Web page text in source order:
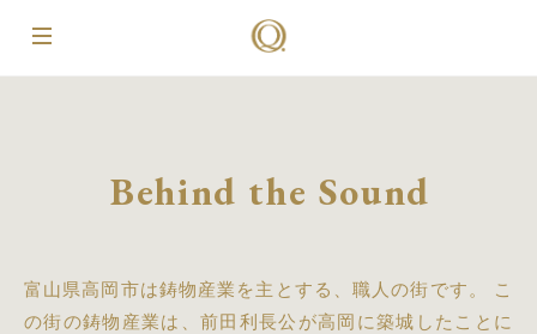
Behind the Sound
富山県高岡市は鋳物産業を主とする、職人の街です。
こ
の街の鋳物産業は、前田利長公が高岡に築城したことに